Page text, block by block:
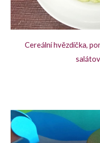
Cereální hvězdička,